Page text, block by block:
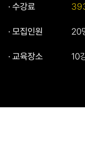
· 수강료
· 모집인원 20
· 교육장소 10